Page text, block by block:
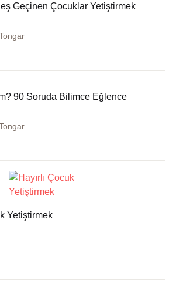
Geçinen Çocuklar Yetiştirmek
90 Soruda Bilimce Eğlence
Yetiştirmek